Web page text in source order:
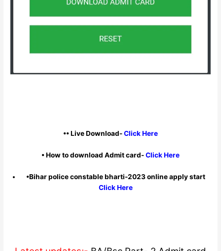
•• Live Download-Click Here
• How to download Admit card-Click Here
•Bihar police constable bharti-2023 online apply start
Click Here